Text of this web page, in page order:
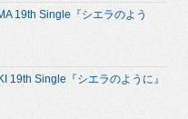
19th Single『シエラのよう
19th Single『シエラのように』